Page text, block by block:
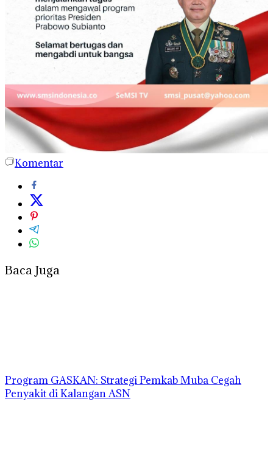
Komentar
Baca Juga
Program GASKAN: Strategi Pemkab Muba Cegah
Penyakit di Kalangan ASN